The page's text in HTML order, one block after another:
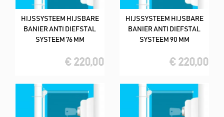
HIJSSYSTEEM HIJSBARE
BANIER ANTI DIEFSTAL
SYSTEEM 76 MM
€ 220,00
HIJSSYSTEEM HIJSBARE
BANIER ANTI DIEFSTAL
SYSTEEM 90 MM
€ 220,00